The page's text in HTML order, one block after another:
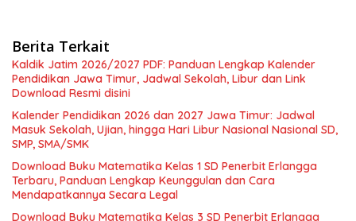
Berita Terkait
Kaldik Jatim 2026/2027 PDF: Panduan Lengkap Kalender
Pendidikan Jawa Timur, Jadwal Sekolah, Libur dan Link
Download Resmi disini
Kalender Pendidikan 2026 dan 2027 Jawa Timur: Jadwal
Masuk Sekolah, Ujian, hingga Hari Libur Nasional Nasional SD,
SMP, SMA/SMK
Download Buku Matematika Kelas 1 SD Penerbit Erlangga
Terbaru, Panduan Lengkap Keunggulan dan Cara
Mendapatkannya Secara Legal
Download Buku Matematika Kelas 3 SD Penerbit Erlangga